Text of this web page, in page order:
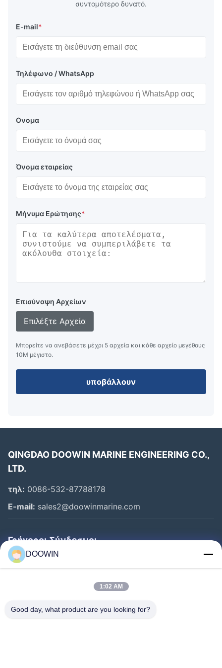
συντομότερο δυνατό.
E-mail*
Τηλέφωνο / WhatsApp
Ονομα
Όνομα εταιρείας
Μήνυμα Ερώτησης*
Επισύναψη Αρχείων
Επιλέξτε Αρχεία
Μπορείτε να ανεβάσετε μέχρι 5 αρχεία και κάθε αρχείο μεγέθους
10M μέγιστο.
υποβάλλουν
QINGDAO DOOWIN MARINE ENGINEERING CO.,
LTD.
τηλ: 0086-532-87788178
E-mail: sales2@doowinmarine.com
Γρήγοροι Σύνδεσμοι
Αρχική Σελίδα
Γύρος Εργοστασίων
DOOWIN
1:02 AM
Good day, what product are you looking for?